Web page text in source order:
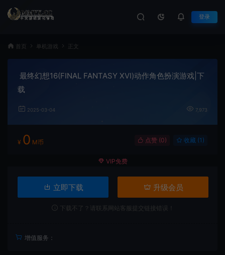
登录
首页 单机游戏 正文
最终幻想16(FINAL FANTASY XVI)动作角色扮演游戏|下
载
2025-03-04 7,973
¥ 0 M币 点赞 (0) 收藏 (1)
VIP免费
立即下载 升级会员
下载不了？请联系网站客服提交链接错误！
增值服务：